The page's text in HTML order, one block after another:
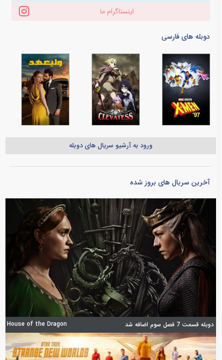
اینستاگرام ما
دوبله های فارسی
ورود به آرشیو سریال های دوبله
آخرین سریال های بروز شده
دوبله قسمت 7 فصل سوم اضافه شد House of the Dragon